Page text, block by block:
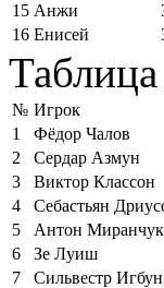
15 Анжи
16 Енисей
№ Игрок
1
Фёдор Чалов
2
Сердар Азмун
3
Виктор Классон
4
Себастьян
5
Антон Миранчук
6
Зе Луиш
7
Сильвестр Игбун